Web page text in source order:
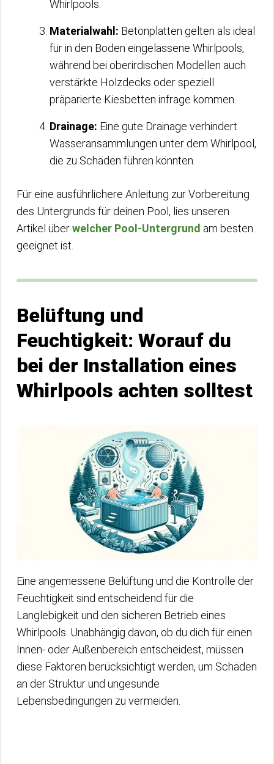
Whirlpools.
Materialwahl: Betonplatten gelten als ideal
für in den Boden eingelassene Whirlpools,
während bei oberirdischen Modellen auch
verstärkte Holzdecks oder speziell
präparierte Kiesbetten infrage kommen.
Drainage: Eine gute Drainage verhindert
Wasseransammlungen unter dem Whirlpool,
die zu Schäden führen könnten.
Für eine ausführlichere Anleitung zur Vorbereitung
des Untergrunds für deinen Pool, lies unseren
Artikel überwelcher Pool-Untergrund am besten
geeignet ist.
Belüftung und
Feuchtigkeit: Worauf du
bei der Installation eines
Whirlpools achten solltest
Eine angemessene Belüftung und die Kontrolle der
Feuchtigkeit sind entscheidend für die
Langlebigkeit und den sicheren Betrieb eines
Whirlpools. Unabhängig davon, ob du dich für einen
Innen- oder Außenbereich entscheidest, müssen
diese Faktoren berücksichtigt werden, um Schäden
an der Struktur und ungesunde
Lebensbedingungen zu vermeiden.